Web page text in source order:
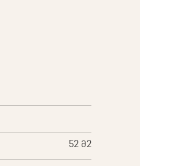
52 მ2